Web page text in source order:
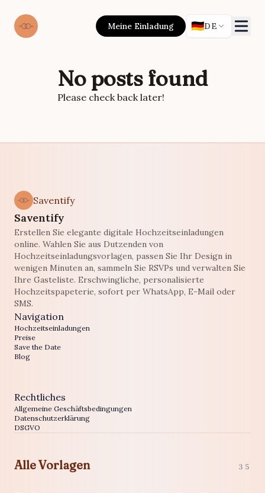
Meine Einladung 🇩🇪DE
No posts found
Please check back later!
Saventify
Saventify
Erstellen Sie elegante digitale Hochzeitseinladungen
online. Wahlen Sie aus Dutzenden von
Hochzeitseinladungsvorlagen, passen Sie Ihr Design in
wenigen Minuten an, sammeln Sie RSVPs und verwalten Sie
Ihre Gasteliste. Erschwingliche, personalisierte
Hochzeitspapeterie, sofort per WhatsApp, E-Mail oder
SMS.
Navigation
Hochzeitseinladungen
Preise
Save the Date
Blog
Rechtliches
Allgemeine Geschäftsbedingungen
Datenschutzerklärung
DSGVO
Alle Vorlagen 35